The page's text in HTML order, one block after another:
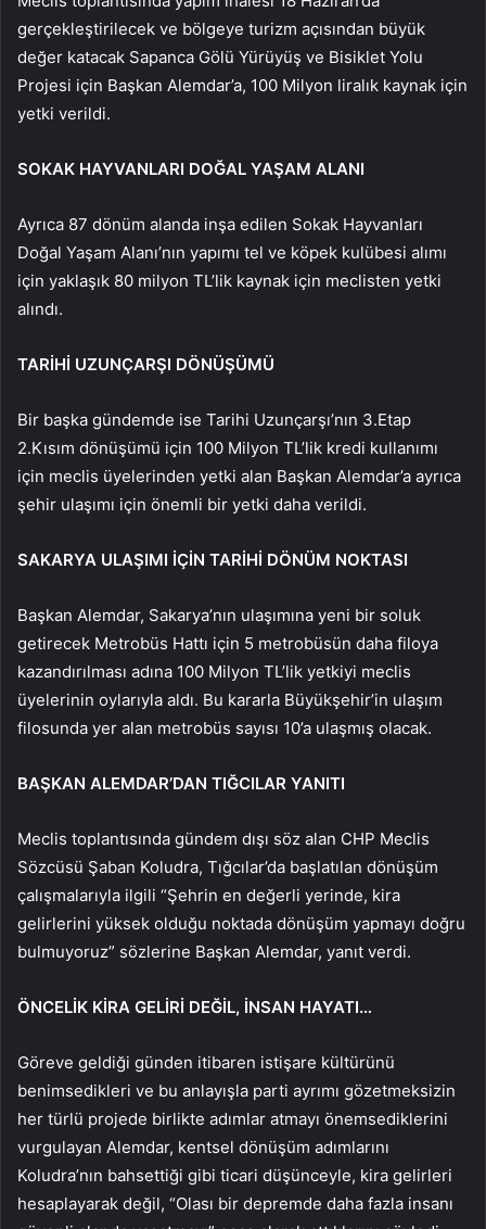
gerçekleştirilecek ve bölgeye turizm açısından büyük
değer katacak Sapanca Gölü Yürüyüş ve Bisiklet Yolu
Projesi için Başkan Alemdar’a, 100 Milyon liralık kaynak için
yetki verildi.
SOKAK HAYVANLARI DOĞAL YAŞAM ALANI
Ayrıca 87 dönüm alanda inşa edilen Sokak Hayvanları
Doğal Yaşam Alanı’nın yapımı tel ve köpek kulübesi alımı
için yaklaşık 80 milyon TL’lik kaynak için meclisten yetki
alındı.
TARİHİ UZUNÇARŞI DÖNÜŞÜMÜ
Bir başka gündemde ise Tarihi Uzunçarşı’nın 3.Etap
2.Kısım dönüşümü için 100 Milyon TL’lik kredi kullanımı
için meclis üyelerinden yetki alan Başkan Alemdar’a ayrıca
şehir ulaşımı için önemli bir yetki daha verildi.
SAKARYA ULAŞIMI İÇİN TARİHİ DÖNÜM NOKTASI
Başkan Alemdar, Sakarya’nın ulaşımına yeni bir soluk
getirecek Metrobüs Hattı için 5 metrobüsün daha filoya
kazandırılması adına 100 Milyon TL’lik yetkiyi meclis
üyelerinin oylarıyla aldı. Bu kararla Büyükşehir’in ulaşım
filosunda yer alan metrobüs sayısı 10’a ulaşmış olacak.
BAŞKAN ALEMDAR’DAN TIĞCILAR YANITI
Meclis toplantısında gündem dışı söz alan CHP Meclis
Sözcüsü Şaban Koludra, Tığcılar’da başlatılan dönüşüm
çalışmalarıyla ilgili “Şehrin en değerli yerinde, kira
gelirlerini yüksek olduğu noktada dönüşüm yapmayı doğru
bulmuyoruz” sözlerine Başkan Alemdar, yanıt verdi.
ÖNCELİK KİRA GELİRİ DEĞİL, İNSAN HAYATI…
Göreve geldiği günden itibaren istişare kültürünü
benimsedikleri ve bu anlayışla parti ayrımı gözetmeksizin
her türlü projede birlikte adımlar atmayı önemsediklerini
vurgulayan Alemdar, kentsel dönüşüm adımlarını
Koludra’nın bahsettiği gibi ticari düşünceyle, kira gelirleri
hesaplayarak değil, “Olası bir depremde daha fazla insanı